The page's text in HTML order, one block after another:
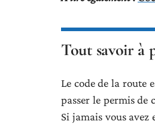
Tout savoir à
Le code de la route
passer le permis de
Si jamais vous avez